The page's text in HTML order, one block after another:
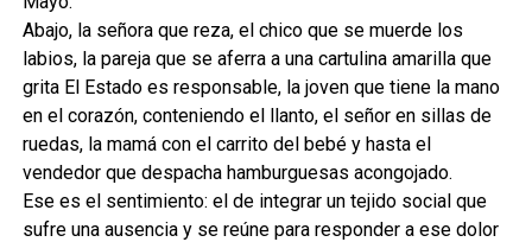
Abajo, la señora que reza, el chico que se muerde los
labios, la pareja que se aferra a una cartulina amarilla que
grita El Estado es responsable, la joven que tiene la mano
en el corazón, conteniendo el llanto, el señor en sillas de
ruedas, la mamá con el carrito del bebé y hasta el
vendedor que despacha hamburguesas acongojado.
Ese es el sentimiento: el de integrar un tejido social que
sufre una ausencia y se reúne para responder a ese dolor